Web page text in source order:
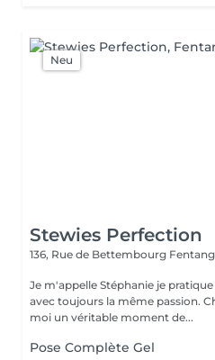
Neu
Stewies Perfection
136, Rue de Bettembourg
Je m'appelle Stéphanie je pratique
avec toujours la même passion.
moi un véritable moment de...
Pose Complète Gel